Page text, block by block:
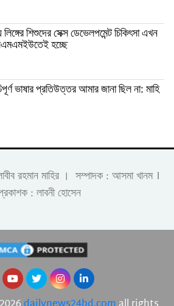
শিশুদের সেক্স ডেভেলপমেন্ট চিকিৎসা এখন
হচ্ছে
ভাষার প্রতিউত্তর আমার জানা ছিল না: মাহি
লাবীব রহমান মাহির । সম্পাদক : আসমা খানম ।
: লাবনী হোসেন